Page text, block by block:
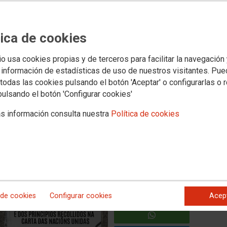
de cookies
usa cookies propias y de terceros para facilitar la navegación
de estadísticas de uso de nuestros visitantes.
las cookies pulsando el botón 'Aceptar' o configurarlas o
el botón 'Configurar cookies'
información consulta nuestra Política de cookies
cookies Configurar cookies
Novas
Media
de Donald Trump a
da forza militar contra un Estado soberano supón
e da Carta das Nacións Unidas.